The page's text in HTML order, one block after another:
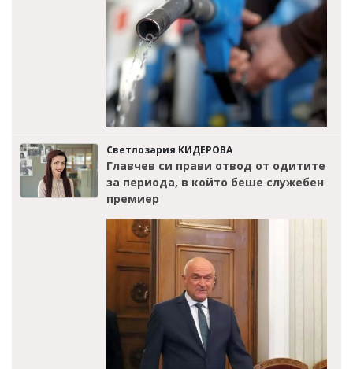
Светлозария КИДЕРОВА
Главчев си прави отвод от одитите
за периода, в който беше служебен
премиер